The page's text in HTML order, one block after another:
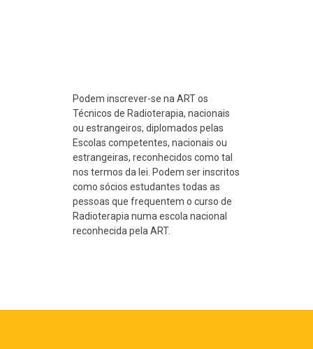
Podem inscrever-se na ART os
Técnicos de Radioterapia, nacionais
ou estrangeiros, diplomados pelas
Escolas competentes, nacionais ou
estrangeiras, reconhecidos como tal
nos termos da lei. Podem ser inscritos
como sócios estudantes todas as
pessoas que frequentem o curso de
Radioterapia numa escola nacional
reconhecida pela ART.